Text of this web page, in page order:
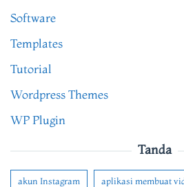
Software
Templates
Tutorial
Wordpress Themes
WP Plugin
Tanda
akun Instagram aplikasi membuat